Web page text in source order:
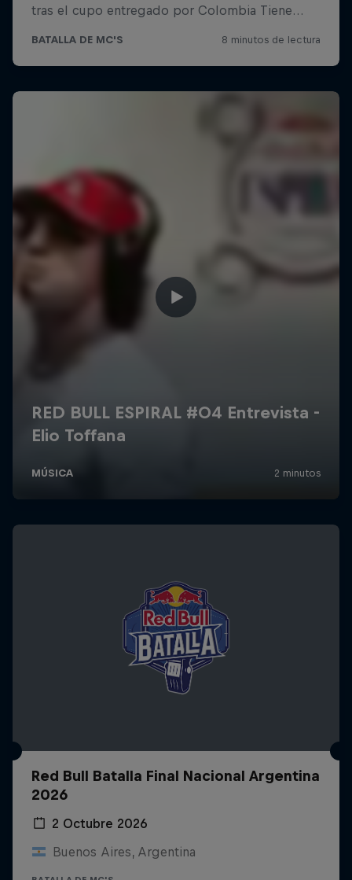
Red Bull Batalla Final Nacional Argentina
2026
2 Octubre 2026
Buenos Aires, Argentina